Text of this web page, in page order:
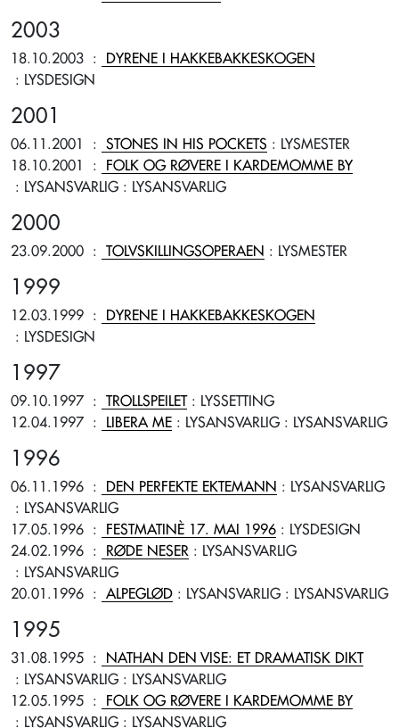
2003
18.10.2003 :
DYRENE I HAKKEBAKKESKOGEN
: LYSDESIGN
2001
06.11.2001 : STONES IN HIS POCKETS : LYSMESTER
18.10.2001
:
FOLK OG RØVERE I KARDEMOMME BY
: LYSANSVARLIG: LYSANSVARLIG
2000
23.09.2000 : TOLVSKILLINGSOPERAEN : LYSMESTER
1999
12.03.1999 :
DYRENE I HAKKEBAKKESKOGEN
: LYSDESIGN
1997
09.10.1997 : TROLLSPEILET: LYSSETTING
12.04.1997 : LIBERA ME : LYSANSVARLIG: LYSANSVARLIG
1996
06.11.1996 : DEN PERFEKTE EKTEMANN : LYSANSVARLIG
: LYSANSVARLIG
17.05.1996 : FESTMATINÈ 17. MAI 1996 : LYSDESIGN
24.02.1996 : RØDE NESER : LYSANSVARLIG
: LYSANSVARLIG
20.01.1996 : ALPEGLØD : LYSANSVARLIG: LYSANSVARLIG
1995
31.08.1995 :
NATHAN DEN VISE: ET DRAMATISK DIKT
: LYSANSVARLIG: LYSANSVARLIG
12.05.1995 :
FOLK OG RØVERE I KARDEMOMME BY
: LYSANSVARLIG: LYSANSVARLIG